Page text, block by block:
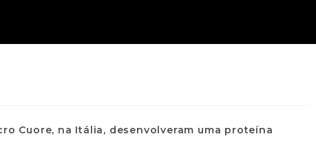
Cuore, na Itália, desenvolveram uma proteína